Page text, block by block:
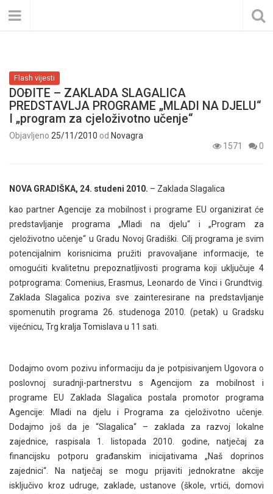
Flash vijesti
DOĐITE – ZAKLADA SLAGALICA
PREDSTAVLJA PROGRAME „MLADI NA DJELU“
I „program za cjeloživotno učenje“
Objavljeno 25/11/2010 od Novagra
1571
0
NOVA GRADIŠKA, 24. studeni 2010. – Zaklada Slagalica
kao partner Agencije za mobilnost i programe EU organizirat će
predstavljanje programa „Mladi na djelu“ i „Program za
cjeloživotno učenje“ u Gradu Novoj Gradiški. Cilj programa je svim
potencijalnim korisnicima pružiti pravovaljane informacije, te
omogućiti kvalitetnu prepoznatljivosti programa koji uključuje 4
potprograma: Comenius, Erasmus, Leonardo de Vinci i Grundtvig.
Zaklada Slagalica poziva sve zainteresirane na predstavljanje
spomenutih programa 26. studenoga 2010. (petak) u Gradsku
vijećnicu, Trg kralja Tomislava u 11 sati.
Dodajmo ovom pozivu informaciju da je potpisivanjem Ugovora o
poslovnoj suradnji-partnerstvu s Agencijom za mobilnost i
programe EU Zaklada Slagalica postala promotor programa
Agencije: Mladi na djelu i Programa za cjeloživotno učenje.
Dodajmo još da je “Slagalica“ – zaklada za razvoj lokalne
zajednice, raspisala 1. listopada 2010. godine, natječaj za
financijsku potporu građanskim inicijativama „Naš doprinos
zajednici“. Na natječaj se mogu prijaviti jednokratne akcije
isključivo kroz udruge, zaklade, ustanove (škole, vrtići, domovi